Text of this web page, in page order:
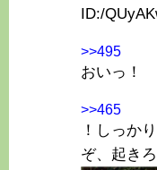
ID:/
>>495
おいっ！
>>465
！しっか
ぞ、起きろ